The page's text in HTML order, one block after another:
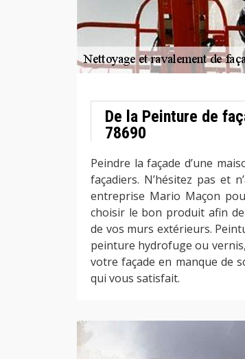
De la Peinture de
78690
Peindre la façade d’une
façadiers. N’hésitez pas et
entreprise Mario Maçon
choisir le bon produit afin
de vos murs extérieurs.
peinture hydrofuge ou
votre façade en manque de
qui vous satisfait.